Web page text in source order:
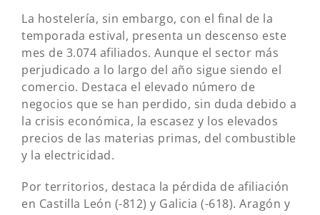
La hostelería, sin embargo, con el final de la
temporada estival, presenta un descenso este
mes de 3.074 afiliados. Aunque el sector más
perjudicado a lo largo del año sigue siendo el
comercio. Destaca el elevado número de
negocios que se han perdido, sin duda debido a
la crisis económica, la escasez y los elevados
precios de las materias primas, del combustible
y la electricidad.
Por territorios, destaca la pérdida de afiliación
en Castilla León (-812) y Galicia (-618). Aragón y